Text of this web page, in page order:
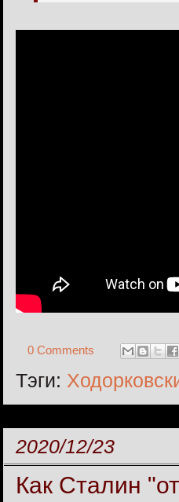
0 Comments
Тэги:
2020/12/23
Как Сталин